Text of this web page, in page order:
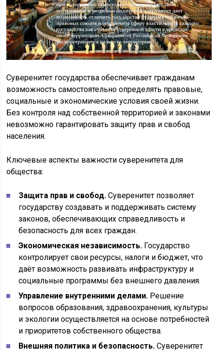
Суверенитет государства обеспечивает гражданам
возможность самостоятельно определять правовые,
социальные и экономические условия своей жизни.
Без контроля над собственной территорией и законами
невозможно гарантировать защиту прав и свобод
населения.
Ключевые аспекты важности суверенитета для
общества:
Защита прав и свобод. Суверенитет позволяет
государству создавать и поддерживать систему
законов, обеспечивающих справедливость и
безопасность для всех граждан.
Экономическая независимость. Государство
контролирует свои ресурсы, налоги и бюджет, что
даёт возможность развивать инфраструктуру и
социальные программы без внешнего давления.
Управление внутренними делами. Решение
вопросов образования, здравоохранения, культуры
и экологии осуществляется на основе потребностей
и приоритетов собственного общества.
Внешняя политика и безопасность. Суверенитет